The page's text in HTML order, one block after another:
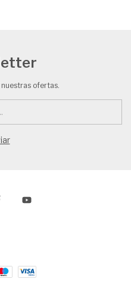
ofertas.